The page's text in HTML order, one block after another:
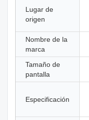
Lugar de
origen
Nombre de la
marca
Tamaño de
pantalla
Especificación